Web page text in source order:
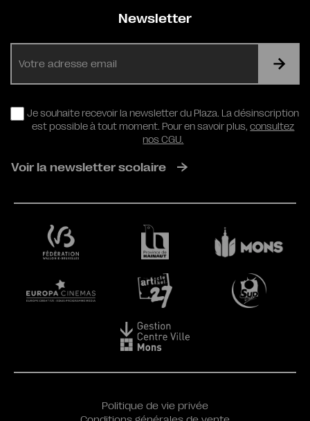
Newsletter
RGPD
Je souhaite recevoir la newsletter du Plaza. La désinscription
est possible à tout moment. Pour en savoir plus,consultez
nos CGU.
Voir la newsletter scolaire
Politique de vie privée